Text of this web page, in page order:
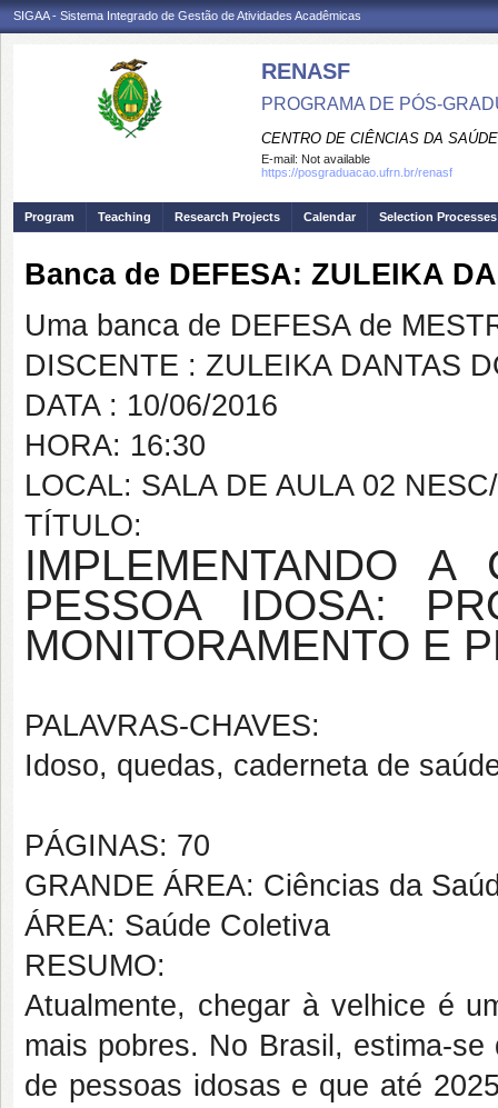
SIGAA - Sistema Integrado de Gestão de Atividades Acadêmicas
RENASF
PROGRAMA DE PÓS-
CENTRO DE CIÊNCIAS DA SAÚDE
E-mail: Not available
https://posgraduacao.ufrn.br/renasf
Program Teaching Research Projects Calendar Selection Processes
Banca de DEFESA: ZULEIKA
Uma banca de DEFESA de
DISCENTE : ZULEIKA DANTAS
DATA : 10/06/2016
HORA: 16:30
LOCAL: SALA DE AULA 02
TÍTULO:
IMPLEMENTANDO
PESSOA IDOSA:
MONITORAMENTO E
PALAVRAS-CHAVES:
Idoso, quedas, caderneta de
PÁGINAS: 70
GRANDE ÁREA: Ciências da
ÁREA: Saúde Coletiva
RESUMO:
Atualmente, chegar à velhice é
mais pobres. No Brasil, estima-
de pessoas idosas e que até